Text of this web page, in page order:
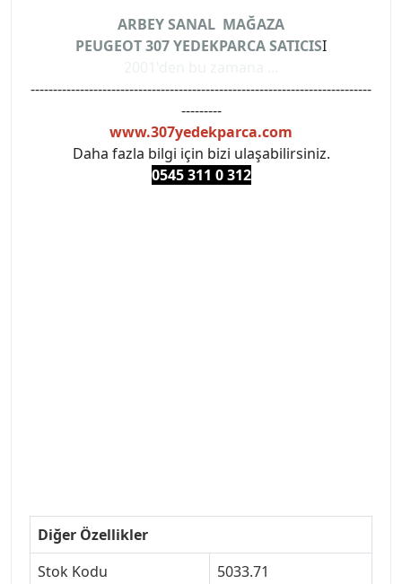
ARBEY SANAL MAĞAZA
PEUGEOT 307 YEDEKPARCA SATICISI
----------------------------------------------------------------------------
---------
www.307yedekparca.com
Daha fazla bilgi için bizi ulaşabilirsiniz.
0545 311 0 312
Diğer Özellikler
Stok Kodu
5033.71